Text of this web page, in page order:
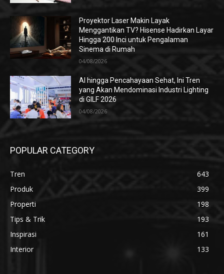
Proyektor Laser Makin Layak
Menggantikan TV? Hisense Hadirkan Layar
Hingga 200 Inci untuk Pengalaman
Sinema di Rumah
04/08/2026
AI hingga Pencahayaan Sehat, Ini Tren
yang Akan Mendominasi Industri Lighting
di GILF 2026
04/08/2026
POPULAR CATEGORY
Tren
643
Produk
399
Properti
198
Tips & Trik
193
Inspirasi
161
Interior
133